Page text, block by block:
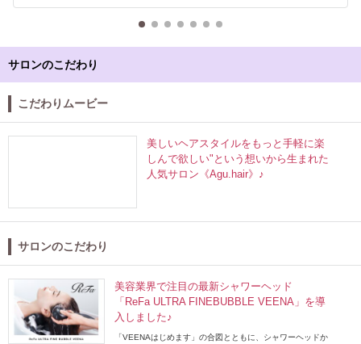
サロンのこだわり
こだわりムービー
美しいヘアスタイルをもっと手軽に楽
しんで欲しい"という想いから生まれた
人気サロン《Agu.hair》♪
サロンのこだわり
美容業界で注目の最新シャワーヘッド
「ReFa ULTRA FINEBUBBLE VEENA」を導
入しました♪
「VEENAはじめます」の合図とともに、シャワーヘッドか